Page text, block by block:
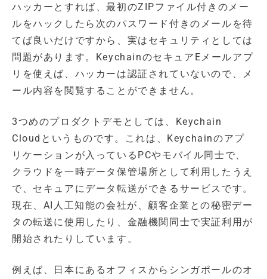
ハッカーとすれば、最初のZIPファイル付きのメー
ルをハックしたら次のパスワード付きのメールを待
てば良いだけですから、実はセキュリティとしては
問題があります。KeychainのセキュアEメールアプ
リを使えば、ハッカーは認証されていないので、メ
ール内容を閲覧することができません。
3つめのプロダクトデモとしては、Keychain
Cloudというものです。これは、Keychainのアプ
リケーションが入っているPCやモバイル同士で、
クラウドを一時データ保管場所として利用したうえ
で、セキュアにデータ転送ができるサービスです。
現在、AI人工知能の会社が、顧客企業との秘密デー
タの転送に使用したり、金融機関同士で実証利用が
開始されたりしています。
例えば、日本にあるオフィスからシンガポールのオ